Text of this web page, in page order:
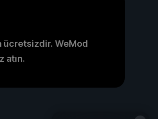
ücretsizdir. WeMod
atın.